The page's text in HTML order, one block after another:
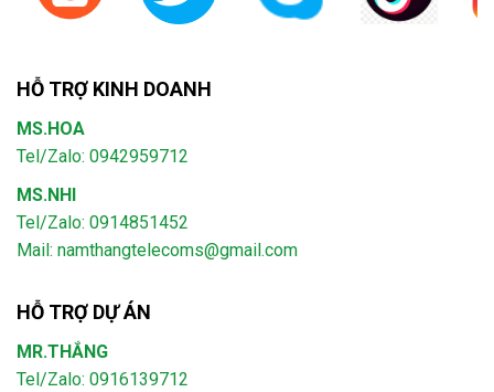
HỖ TRỢ KINH DOANH
MS.HOA
Tel/Zalo: 0942959712
MS.NHI
Tel/Zalo: 0914851452
Mail: namthangtelecoms@gmail.com
HỖ TRỢ DỰ ÁN
MR.THẮNG
Tel/Zalo: 0916139712